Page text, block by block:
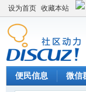
设为首页 收藏本站
便民信息 微信